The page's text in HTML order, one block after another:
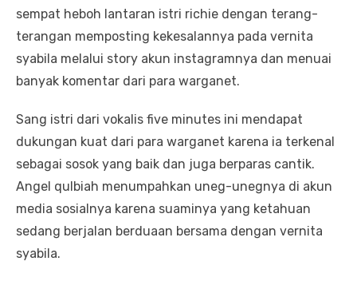
sempat heboh lantaran istri richie dengan terang-
terangan memposting kekesalannya pada vernita
syabila melalui story akun instagramnya dan menuai
banyak komentar dari para warganet.
Sang istri dari vokalis five minutes ini mendapat
dukungan kuat dari para warganet karena ia terkenal
sebagai sosok yang baik dan juga berparas cantik.
Angel qulbiah menumpahkan uneg-unegnya di akun
media sosialnya karena suaminya yang ketahuan
sedang berjalan berduaan bersama dengan vernita
syabila.